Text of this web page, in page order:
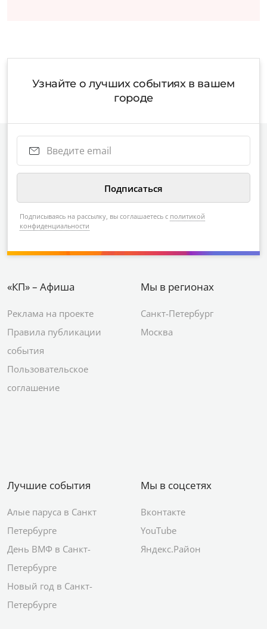
Узнайте о лучших событиях в вашем
городе
Подписываясь на рассылку, вы соглашаетесь с политикой
конфиденциальности
«КП» – Афиша
Реклама на проекте
Правила публикации
события
Пользовательское
соглашение
Мы в регионах
Санкт-Петербург
Москва
Лучшие события
Алые паруса в Санкт
Петербурге
День ВМФ в Санкт-
Петербурге
Новый год в Санкт-
Петербурге
Мы в соцсетях
Вконтакте
YouTube
Яндекс.Район